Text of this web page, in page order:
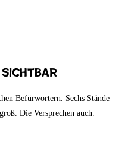
sichtbar
Befürwortern. Sechs Stände
Die Versprechen auch.